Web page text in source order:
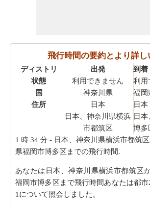
飛行時間の要約とより詳し
ディストリ
状態
国
住所
出発
利用できません
神奈川県
日本
日本、神奈川県横浜
市都筑区
到着
利用
福岡
日本
日
博多
1 時 34 分 - 日本、神奈川県横浜市都筑
県福岡市博多区までの飛行時間.
あなたは日本、神奈川県横浜市都筑区
福岡市博多区まで飛行時間あなたは都
1について照会しました。